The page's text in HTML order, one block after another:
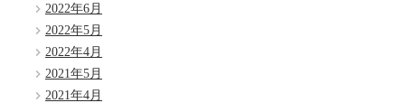
2022年6月
2022年5月
2022年4月
2021年5月
2021年4月